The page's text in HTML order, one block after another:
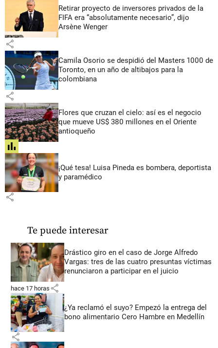
Retirar proyecto de inversores privados de la
FIFA era “absolutamente necesario”, dijo
Arsène Wenger
share
Camila Osorio se despidió del Masters 1000 de
Toronto, en un año de altibajos para la
colombiana
share
Flores que cruzan el cielo: así es el negocio
que mueve US$ 380 millones en el Oriente
antioqueño
share
¡Qué tesa! Luisa Pineda es bombera, deportista
y paramédico
share
Te puede interesar
Drástico giro en el caso de Jorge Alfredo
Vargas: tres de las cuatro presuntas víctimas
renunciaron a participar en el juicio
hace 17 horas share
¿Ya reclamó el suyo? Empezó la entrega del
bono alimentario Cero Hambre en Medellín
share